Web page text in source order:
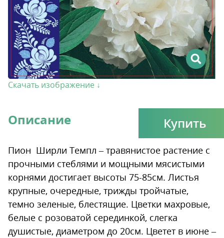
Скачать изображение ↓
Купить
Описание
Пион Ширли Темпл – травянистое растение с
прочными стеблями и мощными мясистыми
корнями достигает высоты 75-85см. Листья
крупные, очередные, трижды тройчатые,
темно зеленые, блестящие. Цветки махровые,
белые с розоватой серединкой, слегка
душистые, диаметром до 20см. Цветет в июне –